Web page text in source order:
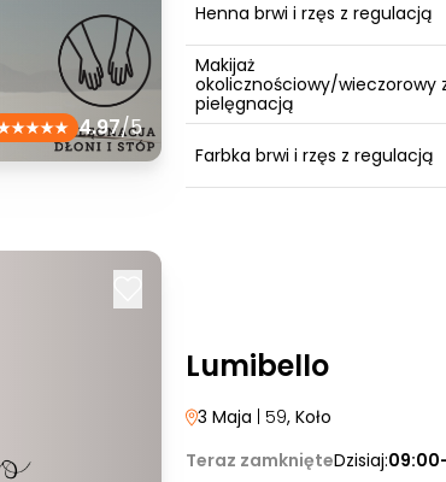
4.97/5
Henna brwi i rzęs z regulacją
Makijaż
okolicznościowy/wieczorowy
pielęgnacją
Farbka brwi i rzęs z regulacją
Lumibello
3 Maja | 59, Koło
Teraz zamknięteDzisiaj: